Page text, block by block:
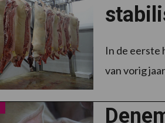
In de eerste
van vorig